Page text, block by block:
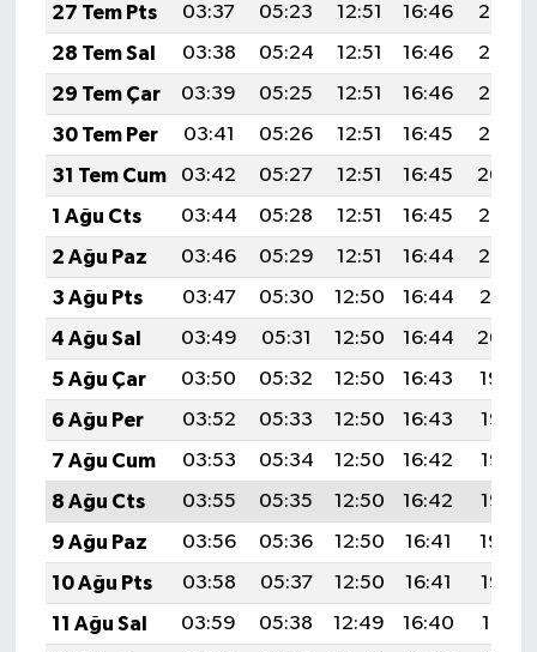
27 Tem Pts
03:37 05:23 12:51 16:46
20:08
28 Tem Sal
03:38 05:24 12:51 16:46
20:07
29 Tem Çar
03:39 05:25 12:51 16:46
20:06
30 Tem Per
03:41 05:26 12:51 16:45
20:05
31 Tem Cum
03:42 05:27 12:51 16:45
20:04
1 Ağu Cts
03:44 05:28 12:51 16:45
20:03
2 Ağu Paz
03:46 05:29 12:51 16:44
20:02
3 Ağu Pts
03:47 05:30 12:50 16:44
20:01
4 Ağu Sal
03:49 05:31 12:50 16:44
20:00
5 Ağu Çar
03:50 05:32 12:50 16:43
19:59
6 Ağu Per
03:52 05:33 12:50 16:43
19:57
7 Ağu Cum
03:53 05:34 12:50 16:42
19:56
8 Ağu Cts
03:55 05:35 12:50 16:42
19:55
9 Ağu Paz
03:56 05:36 12:50 16:41
19:54
10 Ağu Pts
03:58 05:37 12:50 16:41
19:52
11 Ağu Sal
03:59 05:38 12:49 16:40
19:51